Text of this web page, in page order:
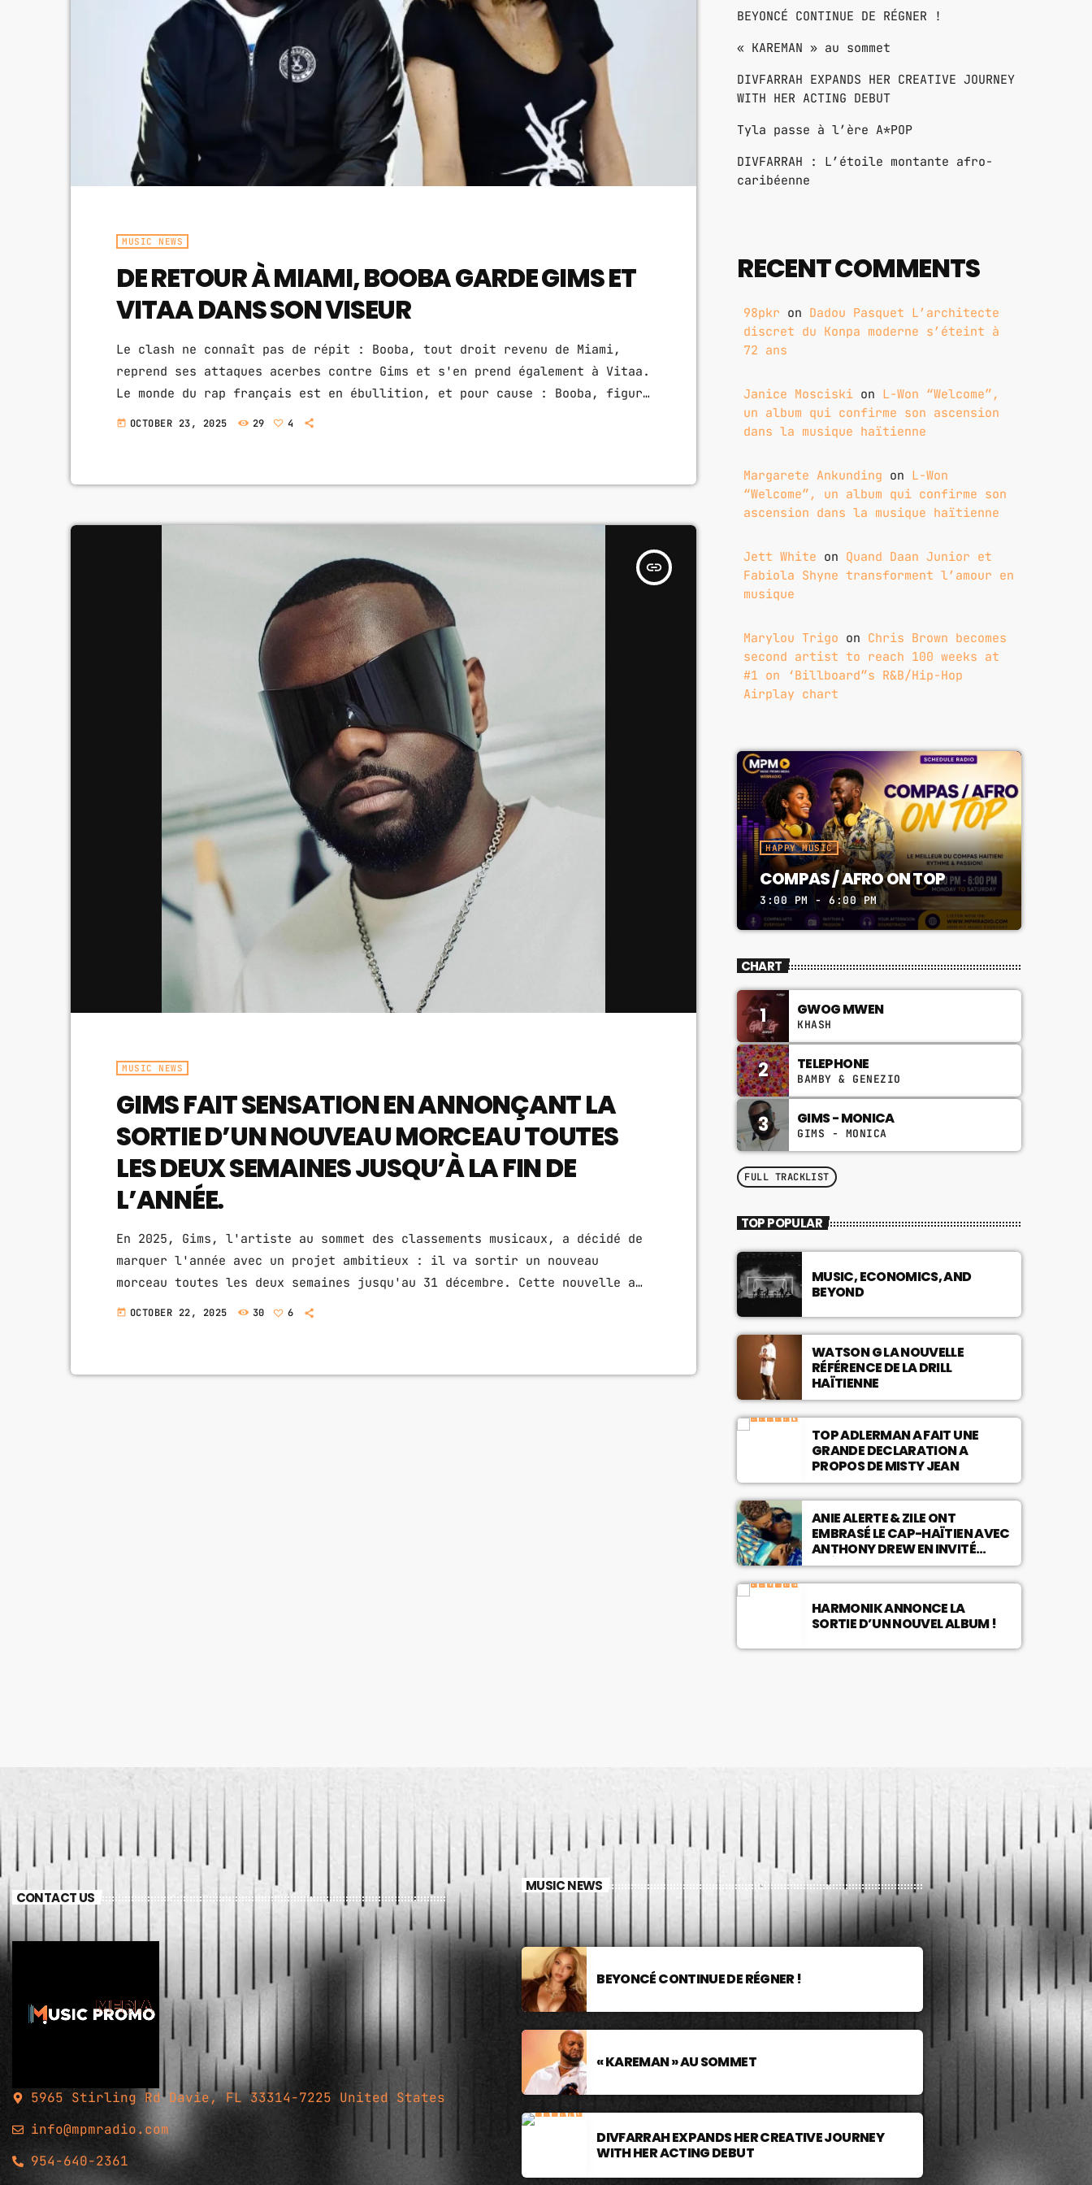
MUSIC NEWS
DE RETOUR À MIAMI, BOOBA GARDE GIMS ET
VITAA DANS SON VISEUR
Le clash ne connaît pas de répit : Booba, tout droit revenu de Miami,
reprend ses attaques acerbes contre Gims et s'en prend également à Vitaa.
Le monde du rap français est en ébullition, et pour cause : Booba, figure
emblématique du genre, vient de rallumer la mèche de la discorde. Après
today OCTOBER 23, 2025 29 4
insert_link
MUSIC NEWS
GIMS FAIT SENSATION EN ANNONÇANT LA
SORTIE D’UN NOUVEAU MORCEAU TOUTES
LES DEUX SEMAINES JUSQU’À LA FIN DE
L’ANNÉE.
En 2025, Gims, l'artiste au sommet des classements musicaux, a décidé de
marquer l'année avec un projet ambitieux : il va sortir un nouveau
morceau toutes les deux semaines jusqu'au 31 décembre. Cette nouvelle a
créé un véritable buzz chez les fans de musique, qui attendent avec
today OCTOBER 22, 2025 30 6
BEYONCÉ CONTINUE DE RÉGNER !
« KAREMAN » au sommet
DIVFARRAH EXPANDS HER CREATIVE JOURNEY
WITH HER ACTING DEBUT
Tyla passe à l’ère A*POP
DIVFARRAH : L’étoile montante afro-
caribéenne
RECENT COMMENTS
98pkr on Dadou Pasquet L’architecte
discret du Konpa moderne s’éteint à
72 ans
Janice Mosciski on L-Won “Welcome”,
un album qui confirme son ascension
dans la musique haïtienne
Margarete Ankunding on L-Won
“Welcome”, un album qui confirme son
ascension dans la musique haïtienne
Jett White on Quand Daan Junior et
Fabiola Shyne transforment l’amour en
musique
Marylou Trigo on Chris Brown becomes
second artist to reach 100 weeks at
#1 on ‘Billboard”s R&B/Hip-Hop
Airplay chart
HAPPY MUSIC
COMPAS / AFRO ON TOP
3:00 PM - 6:00 PM
CHART
1 GWOG MWEN
KHASH
2 TELEPHONE
BAMBY & GENEZIO
3 GIMS - MONICA
GIMS - MONICA
FULL TRACKLIST
TOP POPULAR
MUSIC, ECONOMICS, AND
BEYOND
WATSON G LA NOUVELLE
RÉFÉRENCE DE LA DRILL
HAÏTIENNE
TOP ADLERMAN A FAIT UNE
GRANDE DECLARATION A
PROPOS DE MISTY JEAN
ANIE ALERTE & ZILE ONT
EMBRASÉ LE CAP-HAÏTIEN AVEC
ANTHONY DREW EN INVITÉ
SPÉCIAL !
HARMONIK ANNONCE LA
SORTIE D’UN NOUVEL ALBUM !
CONTACT US
5965 Stirling Rd Davie, FL 33314-7225 United States
info@mpmradio.com
954-640-2361
MUSIC NEWS
BEYONCÉ CONTINUE DE RÉGNER !
« KAREMAN » AU SOMMET
DIVFARRAH EXPANDS HER CREATIVE JOURNEY
WITH HER ACTING DEBUT